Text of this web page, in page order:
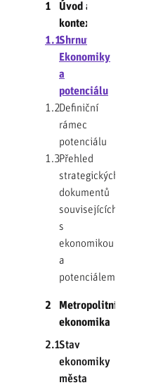
1
Úvod a
kontext
1.1Shrnutí
Ekonomiky
a
potenciálu
1.2Definiční
rámec
potenciálu
1.3Přehled
strategických
dokumentů
souvisejících
s
ekonomikou
a
potenciálem
2
Metropolitní
ekonomika
2.1Stav
ekonomiky
města